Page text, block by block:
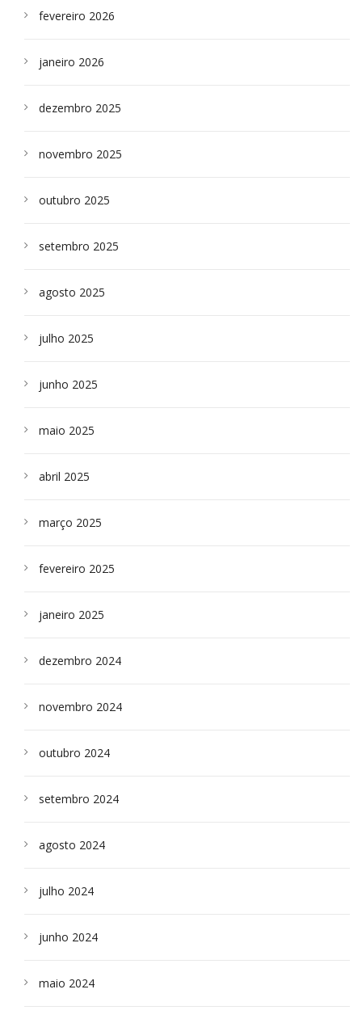
fevereiro 2026
janeiro 2026
dezembro 2025
novembro 2025
outubro 2025
setembro 2025
agosto 2025
julho 2025
junho 2025
maio 2025
abril 2025
março 2025
fevereiro 2025
janeiro 2025
dezembro 2024
novembro 2024
outubro 2024
setembro 2024
agosto 2024
julho 2024
junho 2024
maio 2024